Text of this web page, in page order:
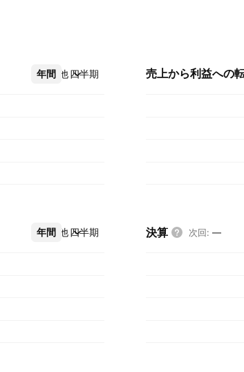
年間 四半期
その他 売上から利益への
年間 四半期
その他 決算 次回: —